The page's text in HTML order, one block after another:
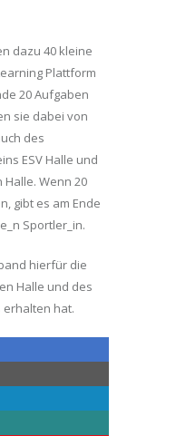
dazu 40 kleine
Plattform
20 Aufgaben
sie dabei von
des
ESV Halle und
Wenn 20
gibt es am Ende
Sportler_in.
hierfür die
Halle und des
erhalten hat.